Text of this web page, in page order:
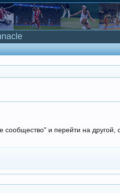
сообщество" и перейти на